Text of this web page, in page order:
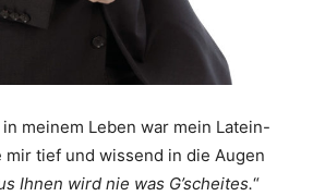
meinem Leben war mein Latein-
mir tief und wissend in die Augen
Ihnen wird nie was G’scheites.“